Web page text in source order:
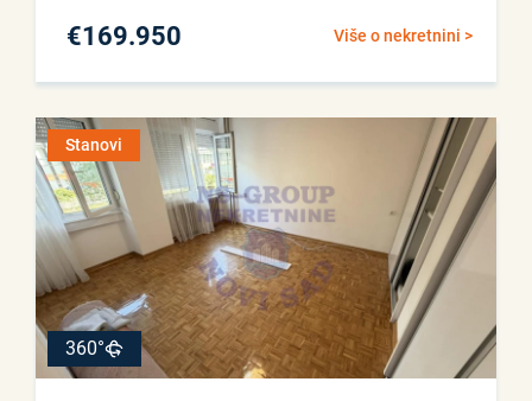
Više o nekretnini >
€169.950
Stanovi
360°